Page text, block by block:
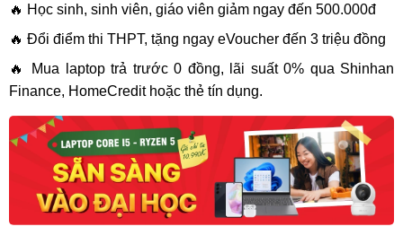
🔥 Học sinh, sinh viên, giáo viên giảm ngay đến 500.000đ
🔥 Đổi điểm thi THPT, tặng ngay eVoucher đến 3 triệu đồng
🔥 Mua laptop trả trước 0 đồng, lãi suất 0% qua Shinhan
Finance, HomeCredit hoặc thẻ tín dụng.